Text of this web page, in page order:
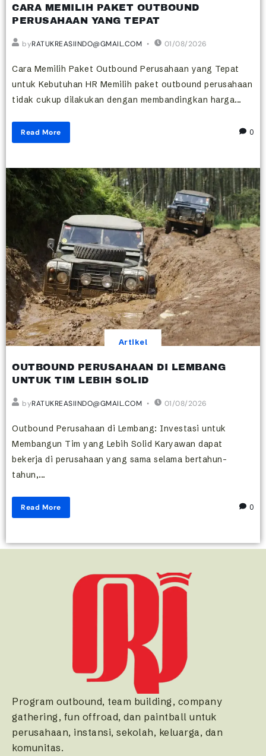
CARA MEMILIH PAKET OUTBOUND
PERUSAHAAN YANG TEPAT
byRATUKREASIINDO@GMAIL.COM 01/08/2026
Cara Memilih Paket Outbound Perusahaan yang Tepat
untuk Kebutuhan HR Memilih paket outbound perusahaan
tidak cukup dilakukan dengan membandingkan harga...
Read More 0
Artikel
OUTBOUND PERUSAHAAN DI LEMBANG
UNTUK TIM LEBIH SOLID
byRATUKREASIINDO@GMAIL.COM 01/08/2026
Outbound Perusahaan di Lembang: Investasi untuk
Membangun Tim yang Lebih Solid Karyawan dapat
bekerja di perusahaan yang sama selama bertahun-
tahun,...
Read More 0
Program outbound, team building, company
gathering, fun offroad, dan paintball untuk
perusahaan, instansi, sekolah, keluarga, dan
komunitas.